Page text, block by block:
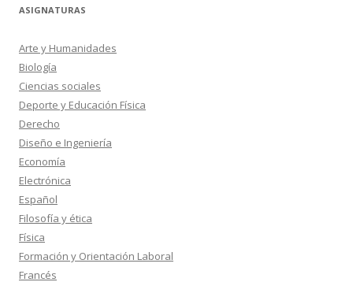
ASIGNATURAS
Arte y Humanidades
Biología
Ciencias sociales
Deporte y Educación Física
Derecho
Diseño e Ingeniería
Economía
Electrónica
Español
Filosofía y ética
Física
Formación y Orientación Laboral
Francés